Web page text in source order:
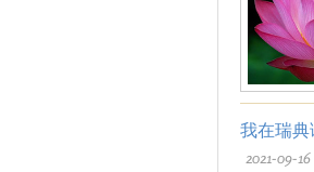
我在瑞
2021-09-16